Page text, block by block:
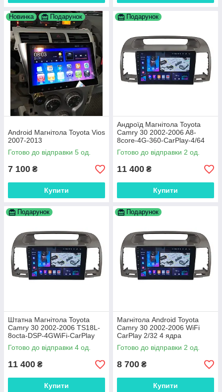
Новинка Подарунок
Android Магнітола Toyota Vios
2007-2013
Готово до відправки 5 од.
7 100 ₴
Купити
Подарунок
Андроїд Магнітола Toyota
Camry 30 2002-2006 A8-
8core-4G-360-CarPlay-4/64
Готово до відправки 2 од.
11 400 ₴
Купити
Подарунок
Штатна Магнітола Toyota
Camry 30 2002-2006 TS18L-
8octa-DSP-4GWiFi-CarPlay
Готово до відправки 4 од.
11 400 ₴
Купити
Подарунок
Магнітола Android Toyota
Camry 30 2002-2006 WiFi
CarPlay 2/32 4 ядра
Готово до відправки 2 од.
8 700 ₴
Купити